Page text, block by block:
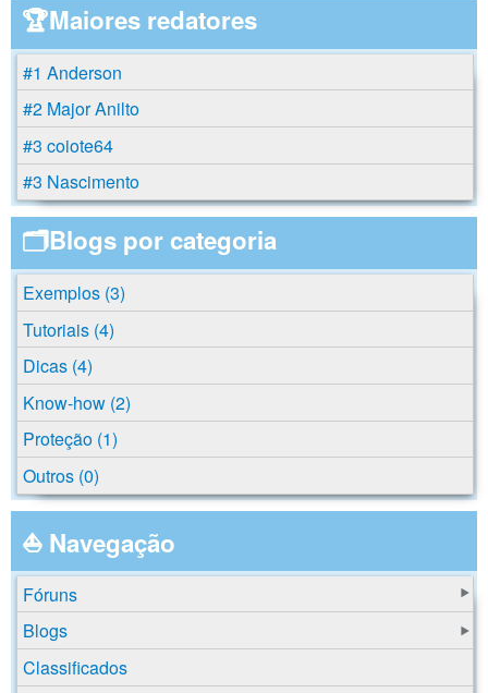
🏆Maiores redatores
#1 Anderson
#2 Major Anilto
#3 coiote64
#3 Nascimento
🗂️Blogs por categoria
Exemplos (3)
Tutoriais (4)
Dicas (4)
Know-how (2)
Proteção (1)
Outros (0)
⛵ Navegação
Fóruns
Blogs
Classificados